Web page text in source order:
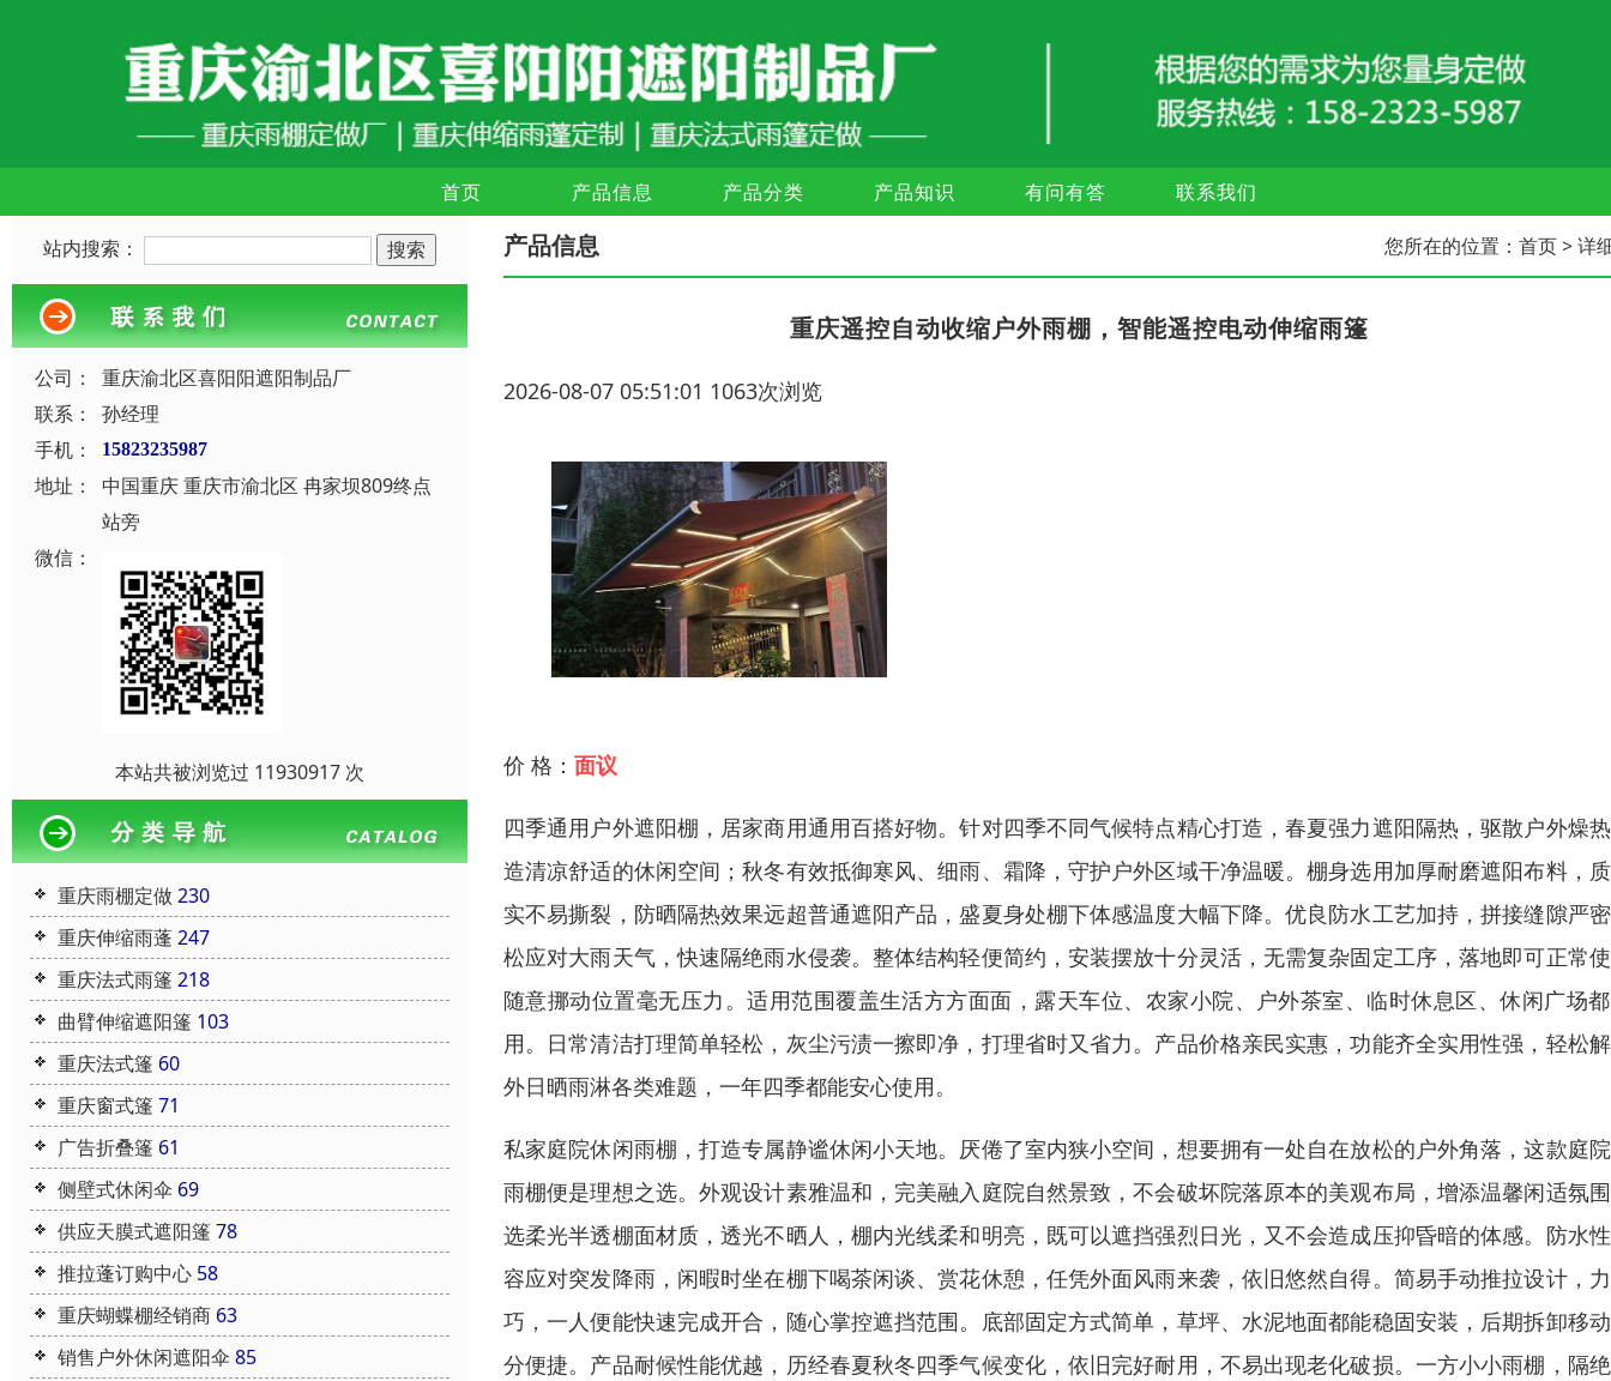
首页 产品信息 产品分类 产品知识 有问有答 联系我们
站内搜索：
公司：
重庆渝北区喜阳阳遮阳制品厂
联系：
孙经理
手机：
15823235987
地址：
中国重庆 重庆市渝北区 冉家坝809终点
站旁
微信：
本站共被浏览过 11930917 次
重庆雨棚定做230
重庆伸缩雨蓬247
重庆法式雨篷 218
曲臂伸缩遮阳篷 103
重庆法式篷 60
重庆窗式篷 71
广告折叠篷 61
侧壁式休闲伞 69
供应天膜式遮阳篷 78
推拉蓬订购中心 58
重庆蝴蝶棚经销商 63
销售户外休闲遮阳伞 85
产品信息 您所在的位置： 首页> 详
重庆遥控自动收缩户外雨棚，智能遥控电动伸缩雨篷
2026-08-07 05:51:01 1063次浏览
价 格： 面议
四季通用户外遮阳棚，居家商用通用百搭好物。针对四季不同气候特点精心打造，春夏强力遮阳隔热，驱散户外燥
造清凉舒适的休闲空间；秋冬有效抵御寒风、细雨、霜降，守护户外区域干净温暖。棚身选用加厚耐磨遮阳布料，
实不易撕裂，防晒隔热效果远超普通遮阳产品，盛夏身处棚下体感温度大幅下降。优良防水工艺加持，拼接缝隙严
松应对大雨天气，快速隔绝雨水侵袭。整体结构轻便简约，安装摆放十分灵活，无需复杂固定工序，落地即可正常
随意挪动位置毫无压力。适用范围覆盖生活方方面面，露天车位、农家小院、户外茶室、临时休息区、休闲广场
用。日常清洁打理简单轻松，灰尘污渍一擦即净，打理省时又省力。产品价格亲民实惠，功能齐全实用性强，轻松
外日晒雨淋各类难题，一年四季都能安心使用。
私家庭院休闲雨棚，打造专属静谧休闲小天地。厌倦了室内狭小空间，想要拥有一处自在放松的户外角落，这款庭
雨棚便是理想之选。外观设计素雅温和，完美融入庭院自然景致，不会破坏院落原本的美观布局，增添温馨闲适氛
选柔光半透棚面材质，透光不晒人，棚内光线柔和明亮，既可以遮挡强烈日光，又不会造成压抑昏暗的体感。防水
容应对突发降雨，闲暇时坐在棚下喝茶闲谈、赏花休憩，任凭外面风雨来袭，依旧悠然自得。简易手动推拉设计，
巧，一人便能快速完成开合，随心掌控遮挡范围。底部固定方式简单，草坪、水泥地面都能稳固安装，后期拆卸移
分便捷。产品耐候性能优越，历经春夏秋冬四季气候变化，依旧完好耐用，不易出现老化破损。一方小小雨棚，隔